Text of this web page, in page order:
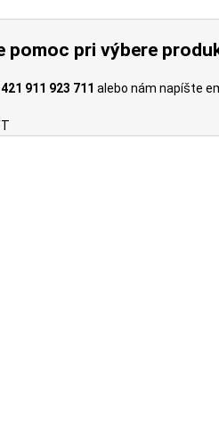
na
produktu.
pomoc pri výbere
911 923 711 alebo nám napíšte